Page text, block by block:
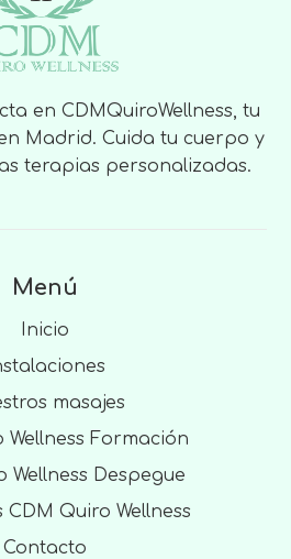
en CDMQuiroWellness, tu
Madrid. Cuida tu cuerpo y
terapias personalizadas.
Menú
Inicio
masajes
Wellness Formación
Wellness Despegue
CDM Quiro Wellness
Contacto